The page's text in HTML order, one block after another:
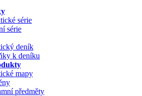
série
série
deník
k deníku
mapy
předměty